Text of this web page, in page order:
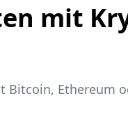
mit
Bitcoin, Ethereum